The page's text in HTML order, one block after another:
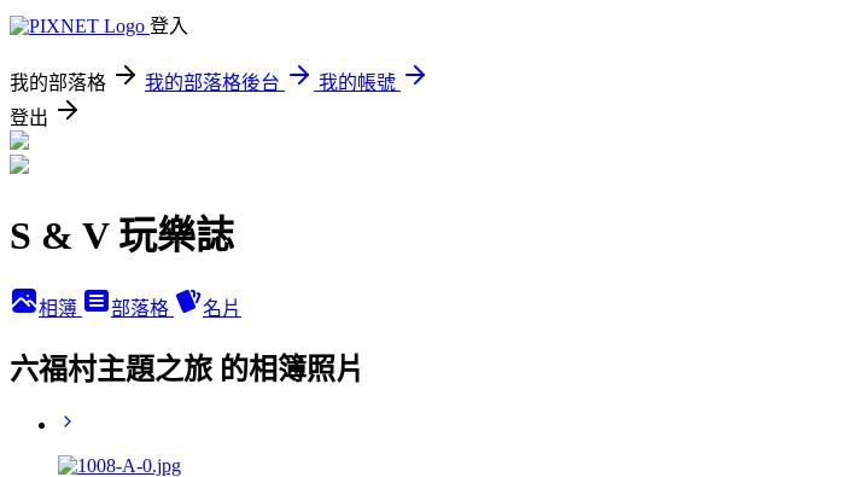
登入
我的部落格 我的部落格後台
我的帳號
登出
S & V 玩樂誌
相簿 部落格 名片
六福村主題之旅 的相簿照片